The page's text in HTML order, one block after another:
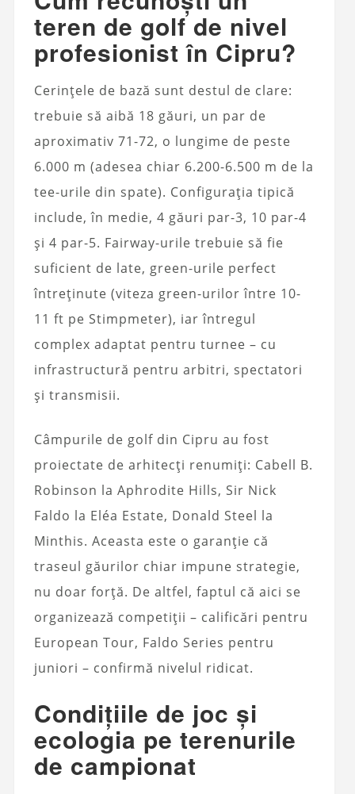
teren de golf de nivel
profesionist în Cipru?
Cerințele de bază sunt destul de clare:
trebuie să aibă 18 găuri, un par de
aproximativ 71-72, o lungime de peste
6.000 m (adesea chiar 6.200-6.500 m de la
tee-urile din spate). Configurația tipică
include, în medie, 4 găuri par-3, 10 par-4
și 4 par-5. Fairway-urile trebuie să fie
suficient de late, green-urile perfect
întreținute (viteza green-urilor între 10-
11 ft pe Stimpmeter), iar întregul
complex adaptat pentru turnee – cu
infrastructură pentru arbitri, spectatori
și transmisii.
Câmpurile de golf din Cipru au fost
proiectate de arhitecți renumiți: Cabell B.
Robinson la Aphrodite Hills, Sir Nick
Faldo la Eléa Estate, Donald Steel la
Minthis. Aceasta este o garanție că
traseul găurilor chiar impune strategie,
nu doar forță. De altfel, faptul că aici se
organizează competiții – calificări pentru
European Tour, Faldo Series pentru
juniori – confirmă nivelul ridicat.
Condițiile de joc și
ecologia pe terenurile
de campionat